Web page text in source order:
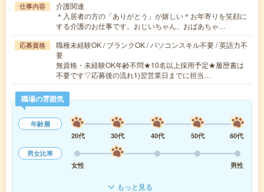
仕事内容
介護関連
＊入居者の方の「ありがとう」が嬉しい＊お年寄りを笑顔に
する介護のお仕事です。おじいちゃん、おばあちゃ…
応募資格
職種未経験OK / ブランクOK / パソコンスキル不要 / 英語力不
要
無資格・未経験OK年齢不問★10名以上採用予定★履歴書は
不要です▽応募後の流れ1)翌営業日までに担当…
職場の雰囲気
年齢層
20代
30代 40代 50代
60代
男女比率
女性
男性
もっと見る